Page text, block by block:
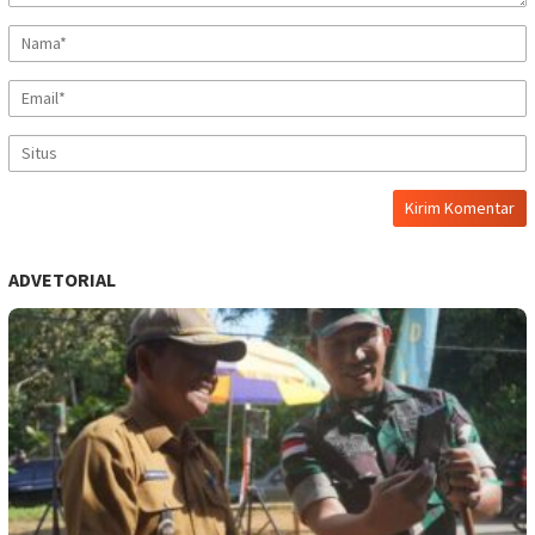
ADVETORIAL